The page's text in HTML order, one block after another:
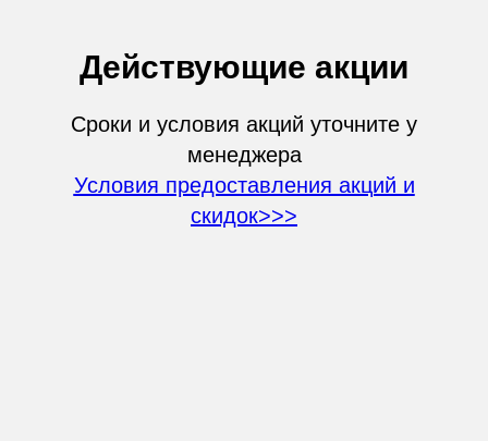
Действующие акции
Сроки и условия акций уточните у
менеджера
Условия предоставления акций и
скидок>>>